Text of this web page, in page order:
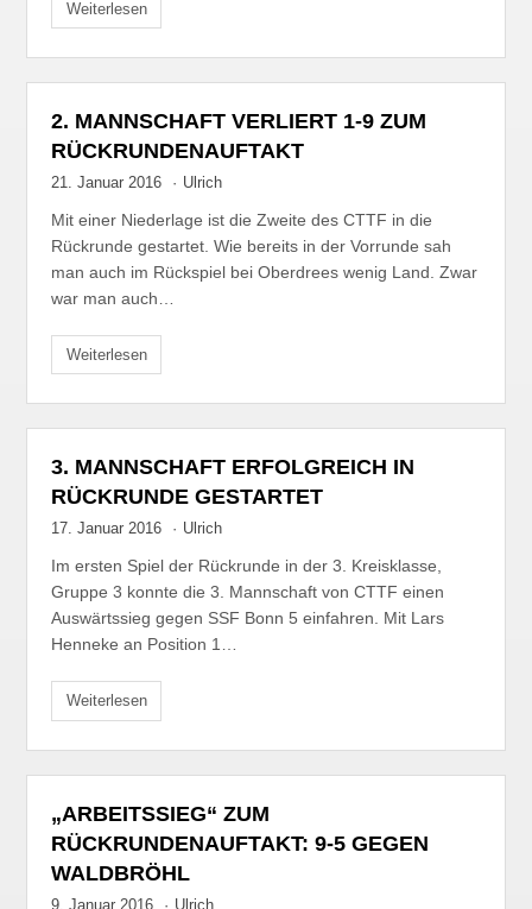
Weiterlesen
2. MANNSCHAFT VERLIERT 1-9 ZUM
RÜCKRUNDENAUFTAKT
21. Januar 2016 · Ulrich
Mit einer Niederlage ist die Zweite des CTTF in die
Rückrunde gestartet. Wie bereits in der Vorrunde sah
man auch im Rückspiel bei Oberdrees wenig Land. Zwar
war man auch…
Weiterlesen
3. MANNSCHAFT ERFOLGREICH IN
RÜCKRUNDE GESTARTET
17. Januar 2016 · Ulrich
Im ersten Spiel der Rückrunde in der 3. Kreisklasse,
Gruppe 3 konnte die 3. Mannschaft von CTTF einen
Auswärtssieg gegen SSF Bonn 5 einfahren. Mit Lars
Henneke an Position 1…
Weiterlesen
„ARBEITSSIEG“ ZUM
RÜCKRUNDENAUFTAKT: 9-5 GEGEN
WALDBRÖHL
9. Januar 2016 · Ulrich